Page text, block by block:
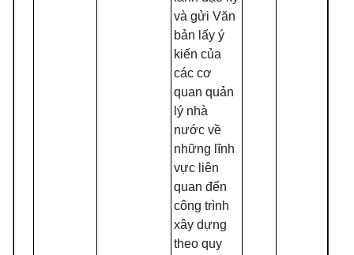
và gửi Văn
bản lấy ý
kiến của
các cơ
quan quản
lý nhà
nước về
những lĩnh
vực liên
quan đến
công trình
xây dựng
theo quy